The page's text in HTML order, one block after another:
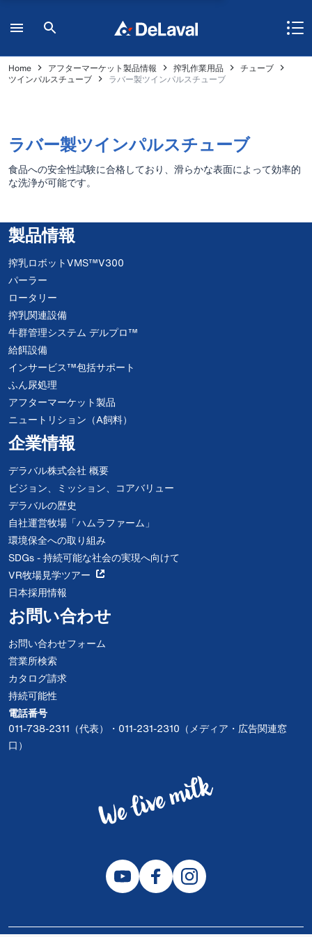
Home アフターマーケット製品情報 搾乳作業用品
チューブ
ツインパルスチューブ
ラバー製ツインパルスチューブ
ラバー製ツインパルスチューブ
食品への安全性試験に合格しており、滑らかな表面によって効率的
な洗浄が可能です。
製品情報
搾乳ロボットVMS™V300
パーラー
ロータリー
搾乳関連設備
牛群管理システム デルプロ™
給餌設備
インサービス™包括サポート
ふん尿処理
アフターマーケット製品
ニュートリション（A飼料）
企業情報
デラバル株式会社 概要
ビジョン、ミッション、コアバリュー
デラバルの歴史
自社運営牧場「ハムラファーム」
環境保全への取り組み
SDGs - 持続可能な社会の実現へ向けて
VR牧場見学ツアー
日本採用情報
お問い合わせ
お問い合わせフォーム
営業所検索
カタログ請求
持続可能性
電話番号
011-738-2311（代表）・011-231-2310（メディア・広告関連窓
口）